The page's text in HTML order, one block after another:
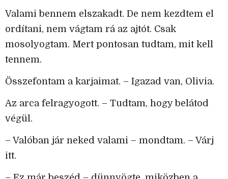
Valami bennem elszakadt. De nem kezdtem el
ordítani, nem vágtam rá az ajtót. Csak
mosolyogtam. Mert pontosan tudtam, mit kell
tennem.
Összefontam a karjaimat. – Igazad van, Olivia.
Az arca felragyogott. – Tudtam, hogy belátod
végül.
– Valóban jár neked valami – mondtam. – Várj
itt.